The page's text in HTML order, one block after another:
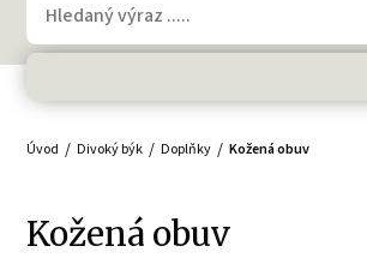
Úvod Divoký býk Doplňky Kožená obuv
Kožená obuv